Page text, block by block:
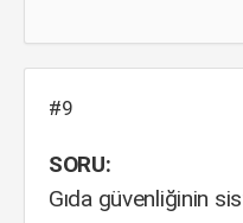
#9
SORU:
Gıda güvenliğinin